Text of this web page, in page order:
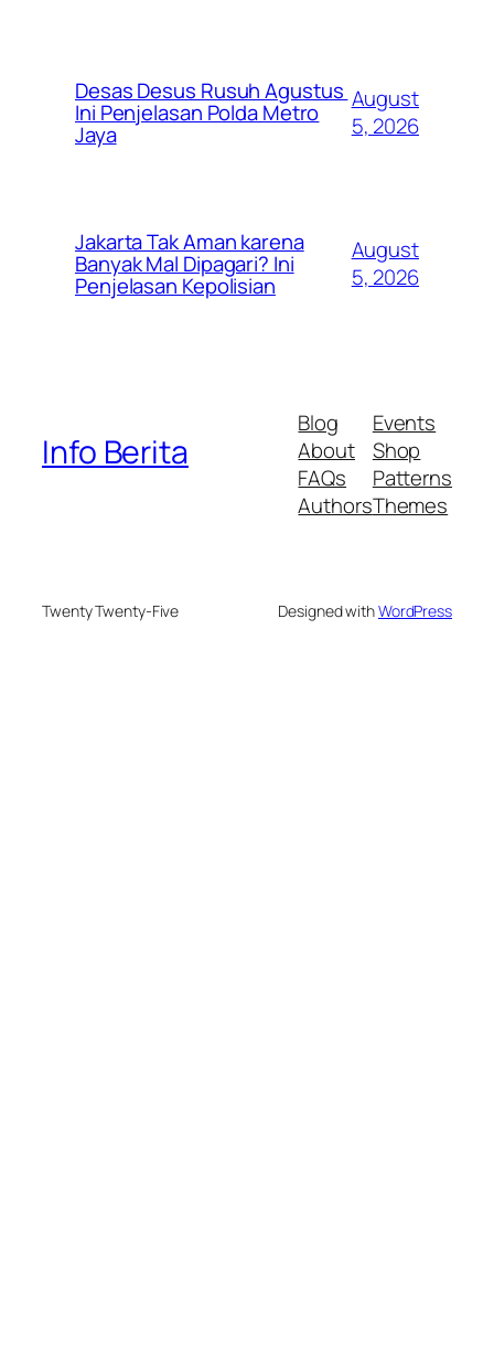
Desas Desus Rusuh Agustus
Ini Penjelasan Polda Metro
Jaya
August
5, 2026
Jakarta Tak Aman karena
Banyak Mal Dipagari? Ini
Penjelasan Kepolisian
August
5, 2026
Info Berita
Blog
About
FAQs
Authors
Events
Shop
Patterns
Themes
Twenty Twenty-Five Designed withWordPress